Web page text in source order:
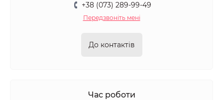
+38 (073) 289-99-49
Передзвоніть мені
До контактів
Час роботи